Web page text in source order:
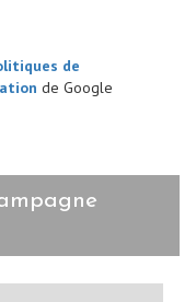
de
de Google